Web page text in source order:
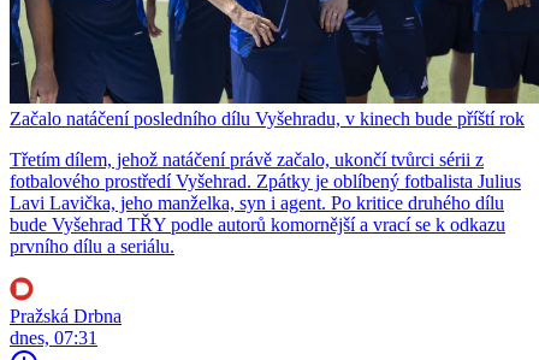
Začalo natáčení posledního dílu Vyšehradu, v kinech bude příští rok
Třetím dílem, jehož natáčení právě začalo, ukončí tvůrci sérii z
fotbalového prostředí Vyšehrad. Zpátky je oblíbený fotbalista Julius
Lavi Lavička, jeho manželka, syn i agent. Po kritice druhého dílu
bude Vyšehrad TŘY podle autorů komornější a vrací se k odkazu
prvního dílu a seriálu.
Pražská Drbna
dnes, 07:31